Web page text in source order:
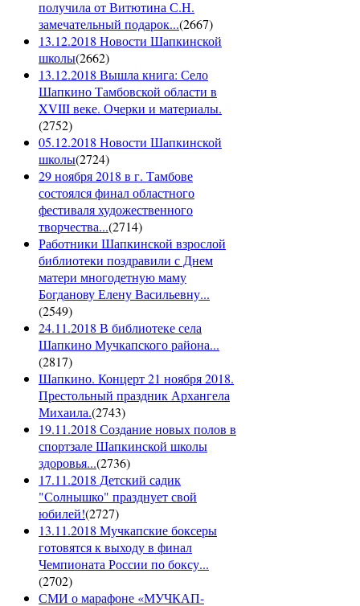
получила от Витютина С.Н.
замечательный подарок...(2667)
13.12.2018 Новости Шапкинской
школы(2662)
13.12.2018 Вышла книга: Село
Шапкино Тамбовской области в
XVIII веке. Очерки и материалы.
(2752)
05.12.2018 Новости Шапкинской
школы(2724)
29 ноября 2018 в г. Тамбове
состоялся финал областного
фестиваля художественного
творчества...(2714)
Работники Шапкинской взрослой
библиотеки поздравили с Днем
матери многодетную маму
Богданову Елену Васильевну...
(2549)
24.11.2018 В библиотеке села
Шапкино Мучкапского района...
(2817)
Шапкино. Концерт 21 ноября 2018.
Престольный праздник Архангела
Михаила.(2743)
19.11.2018 Создание новых полов в
спортзале Шапкинской школы
здоровья...(2736)
17.11.2018 Детский садик
"Солнышко" празднует свой
юбилей!(2727)
13.11.2018 Мучкапские боксеры
готовятся к выходу в финал
Чемпионата России по боксу...
(2702)
СМИ о марафоне «МУЧКАП-